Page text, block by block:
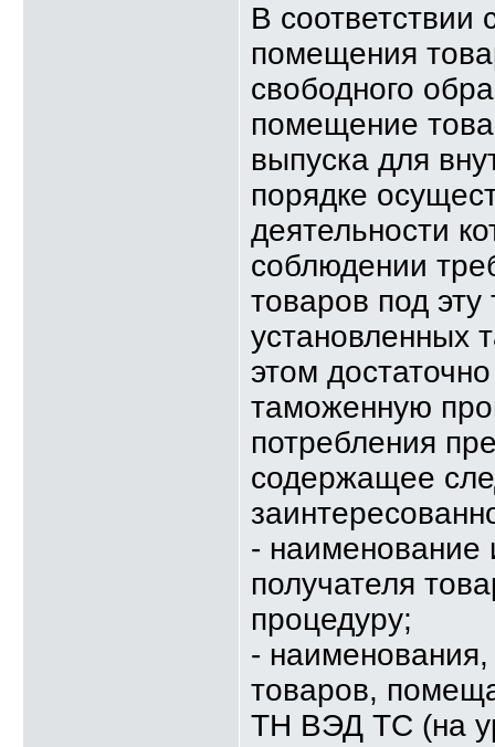
В соответствии
помещения
свободного
помещение
выпуска для
порядке
деятельности
соблюдении
товаров под
установленных
этом
таможенную
потребления
содержащее
- наименование
получателя
процедуру;
-
товаров,
ТН ВЭД ТС (на